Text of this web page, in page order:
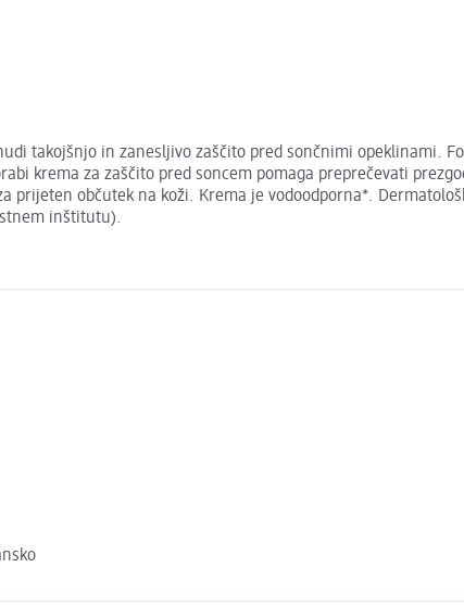
takojšnjo in zanesljivo zaščito pred sončnimi opeklinami.
krema za zaščito pred soncem pomaga preprečevati
prijeten občutek na koži. Krema je vodoodporna*.
inštitutu).